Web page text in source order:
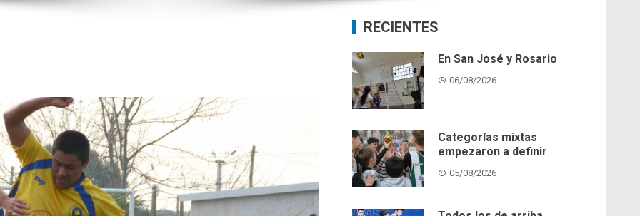
RECIENTES
En San José y Rosario
06/08/2026
Categorías mixtas
empezaron a definir
05/08/2026